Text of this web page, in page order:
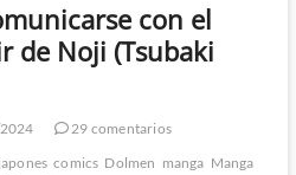
con el
de Noji (Tsubaki
29 comentarios
comics Dolmen manga Manga